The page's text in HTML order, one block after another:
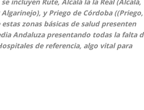
incluyen Rute, Alcalá la la Real (Alcalá,
y Priego de Córdoba ((Priego,
zonas básicas de salud presenten
Andaluza presentando todas la falta
de referencia, algo vital para